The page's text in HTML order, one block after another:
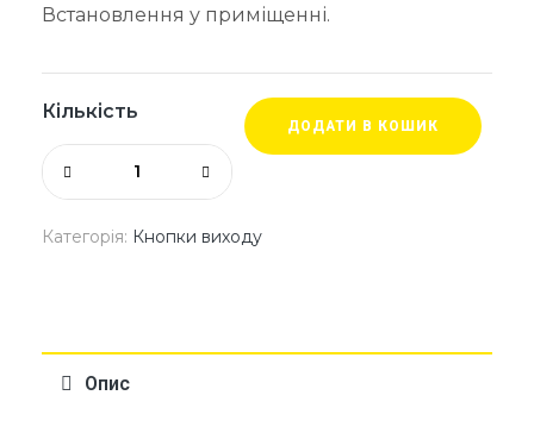
Встановлення у приміщенні.
Кількість
ДОДАТИ В КОШИК
Категорія: Кнопки виходу
Опис